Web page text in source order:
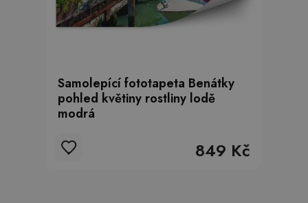
Samolepící fototapeta Benátky
pohled květiny rostliny lodě
modrá
849 Kč